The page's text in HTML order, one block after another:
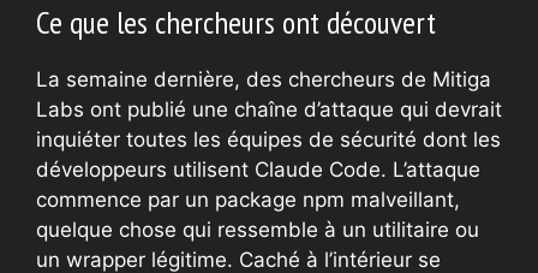
Ce que les chercheurs ont découvert
La semaine dernière, des chercheurs de Mitiga
Labs ont publié une chaîne d’attaque qui devrait
inquiéter toutes les équipes de sécurité dont les
développeurs utilisent Claude Code. L’attaque
commence par un package npm malveillant,
quelque chose qui ressemble à un utilitaire ou
un wrapper légitime. Caché à l’intérieur se